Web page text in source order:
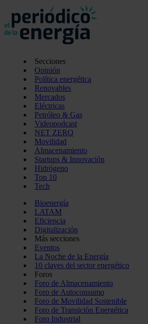
Secciones
Opinión
Política energética
Renovables
Mercados
Eléctricas
Petróleo & Gas
Videopodcast
NET ZERO
Movilidad
Almacenamiento
Startups & Innovación
Hidrógeno
Top 10
Tech
Bioenergía
LATAM
Eficiencia
Digitalización
Más secciones
Eventos
La Noche de la Energía
10 claves del sector energético
Foros
Foro de Almacenamiento
Foro de Autoconsumo
Foro de Movilidad Sostenible
Foro de Transición Energética
Foro Industrial